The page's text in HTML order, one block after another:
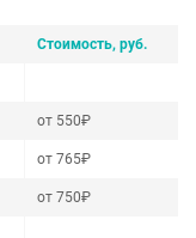
Стоимость, руб.
от 550₽
от 765₽
от 750₽